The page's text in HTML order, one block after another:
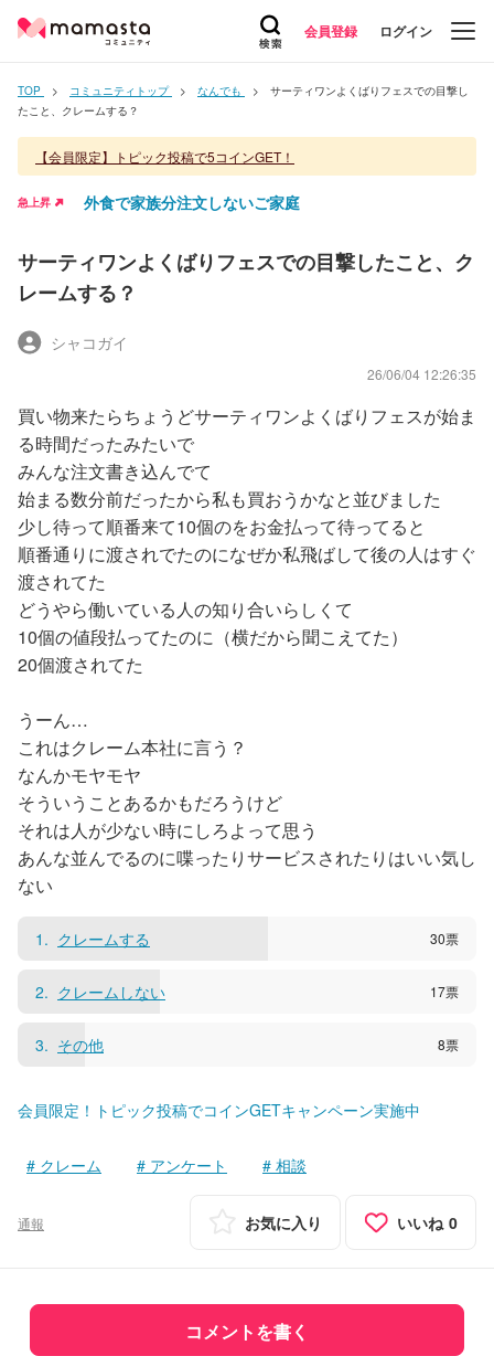
会員登録 ログイン
TOP コミュニティトップ なんでも
サーティワンよくばりフェスでの目撃し
たこと、クレームする？
【会員限定】トピック投稿で5コインGET！
急上昇 外食で家族分注文しないご家庭
サーティワンよくばりフェスでの目撃したこと、ク
レームする？
シャコガイ
26/06/04 12:26:35
買い物来たらちょうどサーティワンよくばりフェスが始ま
る時間だったみたいで
みんな注文書き込んでて
始まる数分前だったから私も買おうかなと並びました
少し待って順番来て10個のをお金払って待ってると
順番通りに渡されでたのになぜか私飛ばして後の人はすぐ
渡されてた
どうやら働いている人の知り合いらしくて
10個の値段払ってたのに（横だから聞こえてた）
20個渡されてた
うーん…
これはクレーム本社に言う？
なんかモヤモヤ
そういうことあるかもだろうけど
それは人が少ない時にしろよって思う
あんな並んでるのに喋ったりサービスされたりはいい気し
ない
1 クレームする 30票
2 クレームしない 17票
3 その他 8票
会員限定！トピック投稿でコインGETキャンペーン実施中
クレーム アンケート 相談
通報 お気に入り いいね 0
コメントを書く